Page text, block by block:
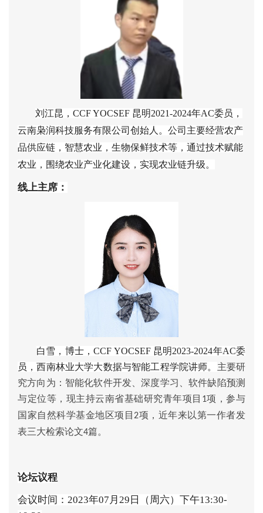
刘江昆， CCF YOCSEF 昆明2021-2024年AC委员，
云南枭润科技服务有限公司创始人。公司主要经营农产
品供应链，智慧农业，生物保鲜技术等，通过技术赋能
农业，围绕农业产业化建设，实现农业链升级。
线上主席：
白雪，博士，CCF YOCSEF 昆明2023-2024年AC委
员，西南林业大学大数据与智能工程学院讲师。 主要研
究方向为：智能化软件开发、深度学习、软件缺陷预测
与定位等，现主持云南省基础研究青年项目 1项，参与
国家自然科学基金地区项目 2项，近年来以第一作者发
表三大检索论文4篇。
论坛议程
会议时间： 2023年07 月 29 日（周六）下午13:30-